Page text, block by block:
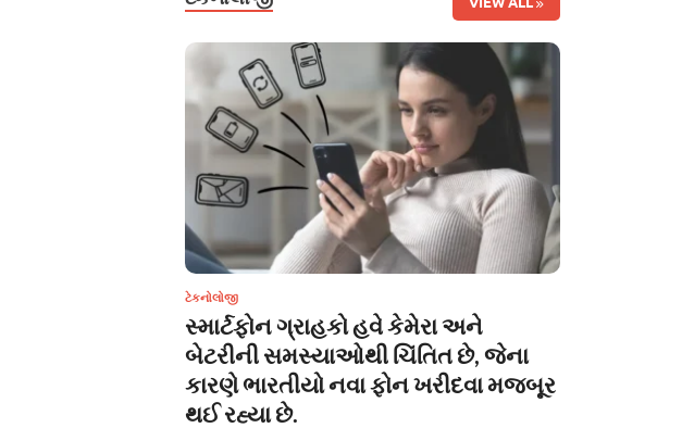
ટેકનોલોજી
સ્માર્ટફોન ગ્રાહકો હવે કેમેરા અને
બેટરીની સમસ્યાઓથી ચિંતિત છે, જેના
કારણે ભારતીયો નવા ફોન ખરીદવા મજબૂર
થઈ રહ્યા છે.